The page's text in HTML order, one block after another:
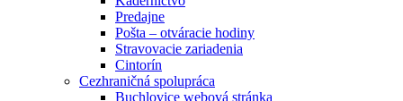
Predajne
Pošta – otváracie hodiny
Stravovacie zariadenia
Cintorín
Cezhraničná spolupráca
Buchlovice webová stránka